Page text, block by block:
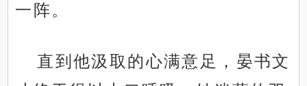
一阵。
直到他汲取的心满意足，晏书文